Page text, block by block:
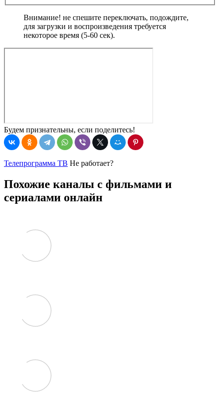
Внимание! не спешите переключать, подождите,
для загрузки и воспроизведения требуется
некоторое время (5-60 сек).
Будем признательны, если поделитесь!
Телепрограмма ТВ Не работает?
Похожие каналы с фильмами и
сериалами онлайн